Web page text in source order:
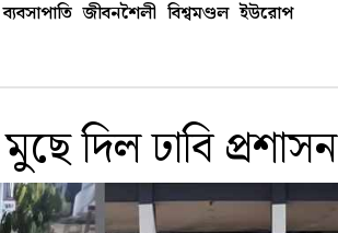
ব্যবসাপাতি জীবনশৈলী বিশ্বমণ্ডল ইউরোপ
দিল ঢাবি প্রশাসন